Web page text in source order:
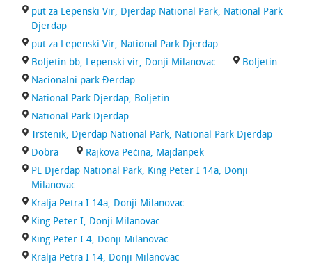
put za Lepenski Vir, Djerdap National Park, National Park
Djerdap
put za Lepenski Vir, National Park Djerdap
Boljetin bb, Lepenski vir, Donji Milanovac
Boljetin
Nacionalni park Đerdap
National Park Djerdap, Boljetin
National Park Djerdap
Trstenik, Djerdap National Park, National Park Djerdap
Dobra
Rajkova Pećina, Majdanpek
PE Djerdap National Park, King Peter I 14a, Donji
Milanovac
Kralja Petra I 14a, Donji Milanovac
King Peter I, Donji Milanovac
King Peter I 4, Donji Milanovac
Kralja Petra I 14, Donji Milanovac